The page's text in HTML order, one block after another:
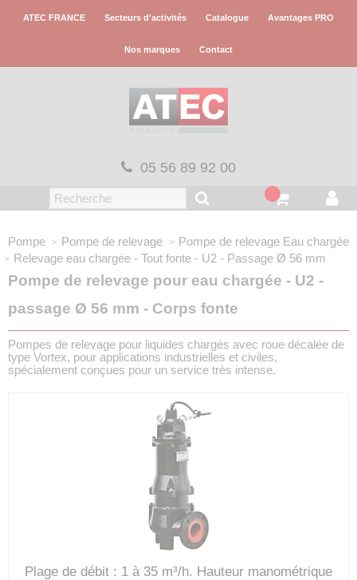
ATEC FRANCE Secteurs d'activités Catalogue Avantages PRO
Nos marques Contact
05 56 89 92 00
Pompe Pompe de relevage Pompe de relevage Eau chargée
Relevage eau chargée - Tout fonte - U2 - Passage Ø 56 mm
Pompe de relevage pour eau chargée - U2 -
passage Ø 56 mm - Corps fonte
Pompes de relevage pour liquides chargés avec roue décalée de
type Vortex, pour applications industrielles et civiles,
spécialement conçues pour un service très intense.
Plage de débit : 1 à 35 m³/h. Hauteur manométrique